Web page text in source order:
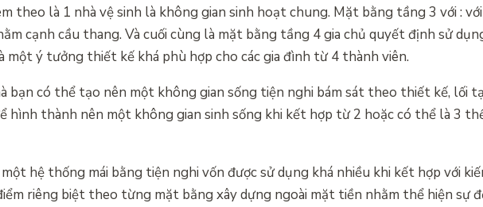
theo là 1 nhà vệ sinh là không gian sinh hoạt chung. Mặt bằng tầng 3 với :
cạnh cầu thang. Và cuối cùng là mặt bằng tầng 4 gia chủ quyết định sử
một ý tưởng thiết kế khá phù hợp cho các gia đình từ 4 thành viên.
bạn có thể tạo nên một không gian sống tiện nghi bám sát theo thiết kế, lối
hình thành nên một không gian sinh sống khi kết hợp từ 2 hoặc có thể là 3
hệ thống mái bằng tiện nghi vốn được sử dụng khá nhiều khi kết hợp với
riêng biệt theo từng mặt bằng xây dựng ngoài mặt tiền nhằm thể hiện sự